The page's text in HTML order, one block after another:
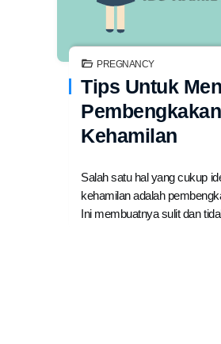
Tips Untuk
Kehamilan
Salah satu hal yang cukup
kehamilan adalah
Ini membuatnya sulit dan
PREGNANCY